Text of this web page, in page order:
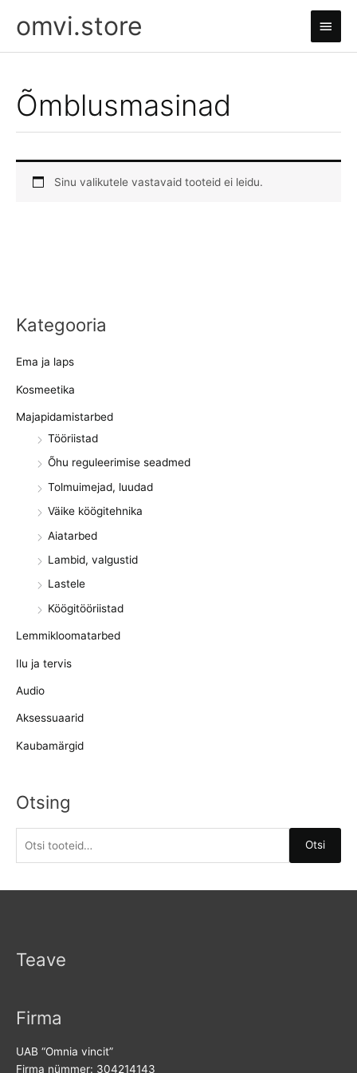
omvi.store
Main
Menu
Kategooria
Ema ja laps
Kosmeetika
Majapidamistarbed
Tööriistad
Õhu reguleerimise seadmed
Tolmuimejad, luudad
Väike köögitehnika
Aiatarbed
Lambid, valgustid
Lastele
Köögitööriistad
Lemmikloomatarbed
Ilu ja tervis
Audio
Aksessuaarid
Kaubamärgid
Otsing
Otsi
Õmblusmasinad
Sinu valikutele vastavaid tooteid ei leidu.
Teave
Firma
UAB “Omnia vincit”
Firma nümmer: 304214143